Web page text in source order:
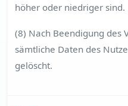
höher oder niedriger sind.
(8) Nach Beendigung des
sämtliche Daten des
gelöscht.